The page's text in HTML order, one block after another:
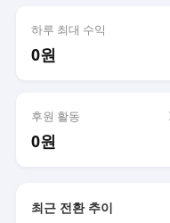
하루 최대 수익
0원
후원 활동
0원
최근 전환 추이